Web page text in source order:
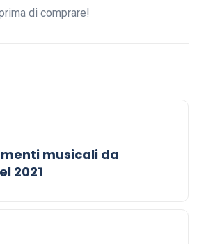
di comprare!
musicali da
2021